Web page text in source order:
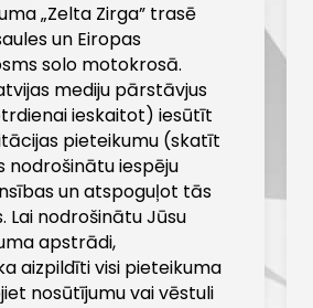
„Zelta Zirga” trasē
un Eiropas
solo motokrosā.
mediju pārstāvjus
ieskaitot) iesūtīt
pieteikumu (skatīt
nodrošinātu iespēju
un atspoguļot tās
Lai nodrošinātu Jūsu
apstrādi,
aizpildīti visi pieteikuma
nosūtījumu vai vēstuli